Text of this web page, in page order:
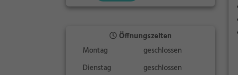
Öffnungszeiten
Montag
geschlossen
Dienstag
geschlossen